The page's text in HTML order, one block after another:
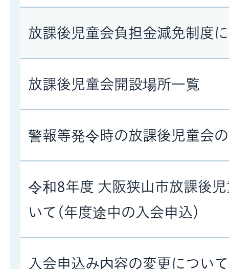
放課後児童会負担金減免制度
放課後児童会開設場所一覧
警報等発令時の放課後児童会
令和8年度 大阪狭山市放課後
いて(年度途中の入会申込）
入会申込み内容の変更につい